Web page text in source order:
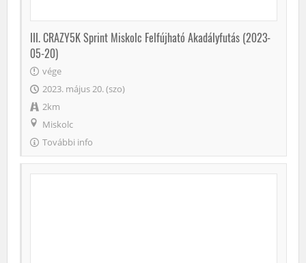
III. CRAZY5K Sprint Miskolc Felfújható Akadályfutás (2023-
05-20)
vége
2023. május 20. (szo)
2km
Miskolc
További info